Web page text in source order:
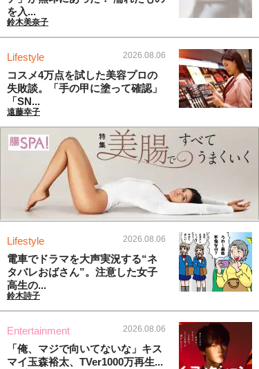
を入...
鈴木美奈子
Lifestyle 2026.08.06
コスメ4万点を試した美容プロの
失敗談。「手の甲に塗って確認」
「SN...
遠藤幸子
Lifestyle 2026.08.06
電車でドラマを大声実況する“ネ
タバレおばさん”。注意した女子
高生の...
鈴木詩子
Entertainment 2026.08.06
「俺、マジで向いてないな」キス
マイ玉森裕太、TVer1000万再生...